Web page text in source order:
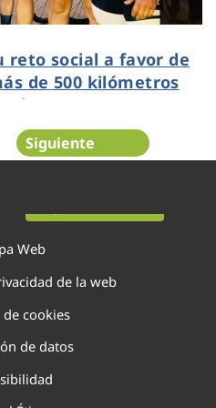
reto social a favor de
de 500 kilómetros
Siguiente
Web
de la web
cookies
de datos